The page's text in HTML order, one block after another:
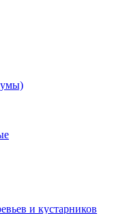
и кустарников